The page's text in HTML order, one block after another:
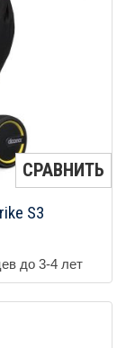
СРАВНИТЬ
S3
до 3-4 лет